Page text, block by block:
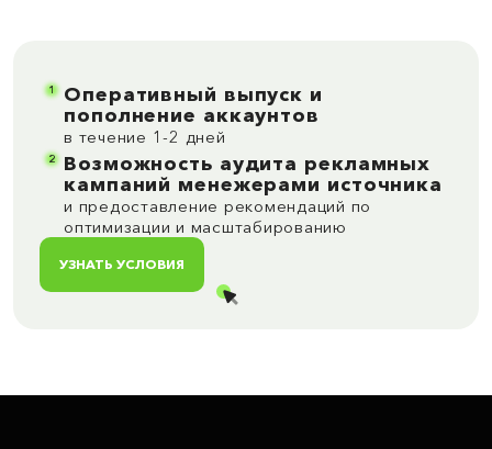
1
Оперативный выпуск и
пополнение аккаунтов
в течение 1-2 дней
2
Возможность аудита рекламных
кампаний менежерами источника
и предоставление рекомендаций по
оптимизации и масштабированию
УЗНАТЬ УСЛОВИЯ